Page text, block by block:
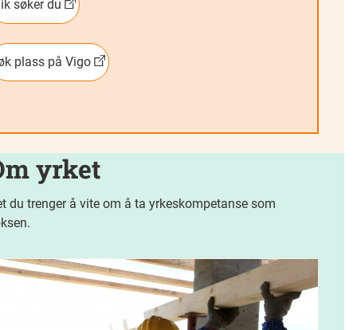
søker du
plass på Vigo
yrket
du trenger å vite om å ta yrkeskompetanse som